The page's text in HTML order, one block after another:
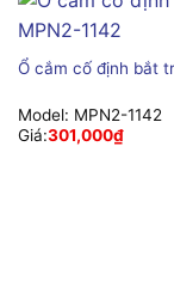
Ổ cắm cố định bắt
Model: MPN2-1142
Giá:301,000₫